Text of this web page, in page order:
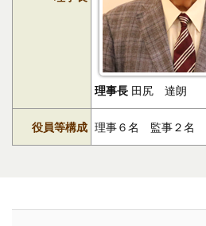
理事長 田尻 達朗
役員等構成 理事６名 監事２名